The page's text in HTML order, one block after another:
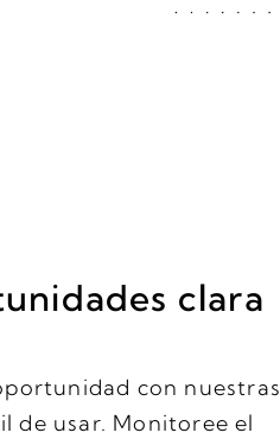
clara
con nuestras
de usar. Monitoree el